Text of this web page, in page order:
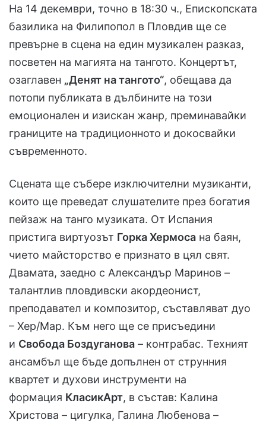
На 14 декември, точно в 18:30 ч., Епископската
базилика на Филипопол в Пловдив ще се
превърне в сцена на един музикален разказ,
посветен на магията на тангото. Концертът,
озаглавен „Денят на тангото“, обещава да
потопи публиката в дълбините на този
емоционален и изискан жанр, преминавайки
границите на традиционното и докосвайки
съвременното.
Сцената ще събере изключителни музиканти,
които ще преведат слушателите през богатия
пейзаж на танго музиката. От Испания
пристига виртуозът Горка Хермоса на баян,
чието майсторство е признато в цял свят.
Двамата, заедно с Александър Маринов –
талантлив пловдивски акордеонист,
преподавател и композитор, съставляват дуо
– Хер/Мар. Към него ще се присъедини
и Свобода Боздуганова – контрабас. Техният
ансамбъл ще бъде допълнен от струнния
квартет и духови инструменти на
формация КласикАрт, в състав: Калина
Христова – цигулка, Галина Любенова –